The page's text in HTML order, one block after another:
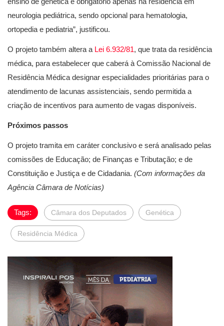
neurologia pediátrica, sendo opcional para hematologia,
ortopedia e pediatria”, justificou.
O projeto também altera a Lei 6.932/81, que trata da residência
médica, para estabelecer que caberá à Comissão Nacional de
Residência Médica designar especialidades prioritárias para o
atendimento de lacunas assistenciais, sendo permitida a
criação de incentivos para aumento de vagas disponíveis.
Próximos passos
O projeto tramita em caráter conclusivo e será analisado pelas
comissões de Educação; de Finanças e Tributação; e de
Constituição e Justiça e de Cidadania. (Com informações da
Agência Câmara de Notícias)
Tags: Câmara dos Deputados Genética
Residência Médica